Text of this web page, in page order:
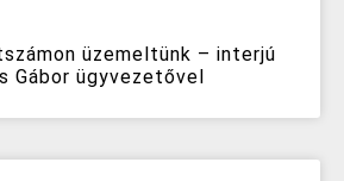
üzemeltünk – interjú
Gábor ügyvezetővel